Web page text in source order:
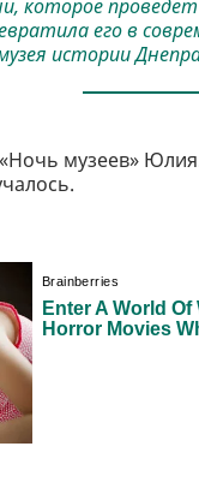
которое проведет
его в
истории
музеев»